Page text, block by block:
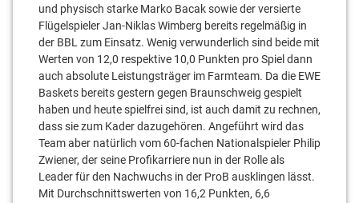
und physisch starke Marko Bacak sowie der versierte
Flügelspieler Jan-Niklas Wimberg bereits regelmäßig in
der BBL zum Einsatz. Wenig verwunderlich sind beide mit
Werten von 12,0 respektive 10,0 Punkten pro Spiel dann
auch absolute Leistungsträger im Farmteam. Da die EWE
Baskets bereits gestern gegen Braunschweig gespielt
haben und heute spielfrei sind, ist auch damit zu rechnen,
dass sie zum Kader dazugehören. Angeführt wird das
Team aber natürlich vom 60-fachen Nationalspieler Philip
Zwiener, der seine Profikarriere nun in der Rolle als
Leader für den Nachwuchs in der ProB ausklingen lässt.
Mit Durchschnittswerten von 16,2 Punkten, 6,6